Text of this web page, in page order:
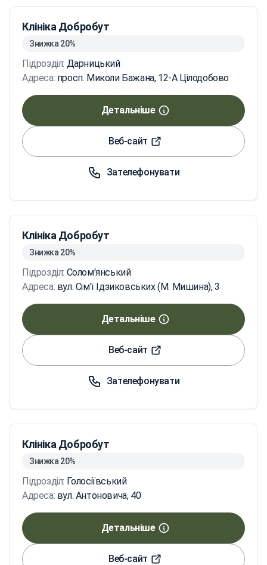
Клініка Добробут
Знижка 20%
Підрозділ: Дарницький
Адреса: просп. Миколи Бажана, 12-А Цілодобово
Детальніше
Веб-сайт
Зателефонувати
Клініка Добробут
Знижка 20%
Підрозділ: Солом'янський
Адреса: вул. Сім'ї Ідзиковських (М. Мишина), 3
Детальніше
Веб-сайт
Зателефонувати
Клініка Добробут
Знижка 20%
Підрозділ: Голосіївський
Адреса: вул. Антоновича, 40
Детальніше
Веб-сайт